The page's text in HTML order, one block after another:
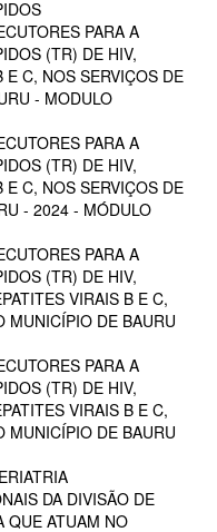
PARA A
(TR) DE HIV,
C, NOS SERVIÇOS DE
- MODULO
PARA A
(TR) DE HIV,
C, NOS SERVIÇOS DE
- 2024 - MÓDULO
PARA A
(TR) DE HIV,
VIRAIS B E C,
MUNICÍPIO DE BAURU
PARA A
(TR) DE HIV,
VIRAIS B E C,
MUNICÍPIO DE BAURU
DA DIVISÃO DE
QUE ATUAM NO